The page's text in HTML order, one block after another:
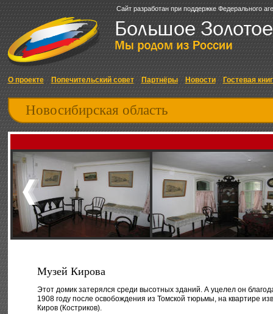
Сайт разработан при поддержке Федерального
О проекте Попечительский совет Партнёры Новости Гостевая
Новосибирская область
Музей Кирова
Этот домик затерялся среди высотных зданий. А уцелел он
1908 году после освобождения из Томской тюрьмы, на квартире
Киров (Костриков).